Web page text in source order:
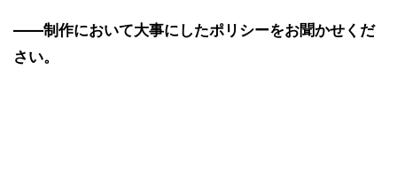
――制作において大事にしたポリシーをお聞かせくだ
さい。